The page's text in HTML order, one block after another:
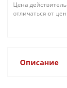
Цена
отличаться от
Описание